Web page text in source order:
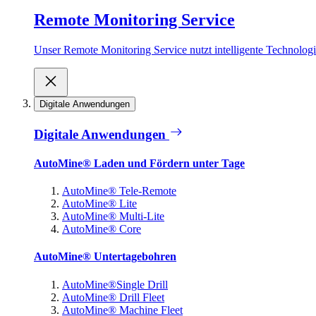
Remote Monitoring Service
Unser Remote Monitoring Service nutzt intelligente
Digitale Anwendungen
Digitale Anwendungen
AutoMine® Laden und Fördern unter Tage
AutoMine® Tele-Remote
AutoMine® Lite
AutoMine® Multi-Lite
AutoMine® Core
AutoMine® Untertagebohren
AutoMine®Single Drill
AutoMine® Drill Fleet
AutoMine® Machine Fleet